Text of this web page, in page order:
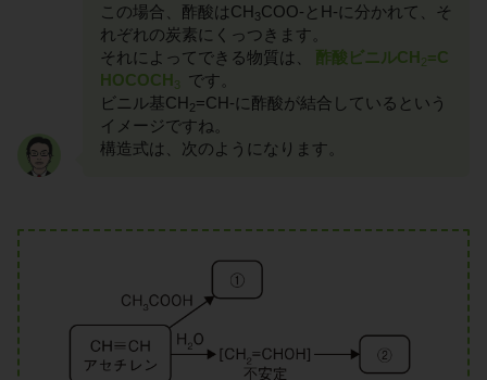
この場合、酢酸はCH3COO-とH-に分かれて、そ
れぞれの炭素にくっつきます。
それによってできる物質は、
酢酸ビニルCH2=C
HOCOCH3
です。
ビニル基CH2=CH-に酢酸が結合しているという
イメージですね。
構造式は、次のようになります。